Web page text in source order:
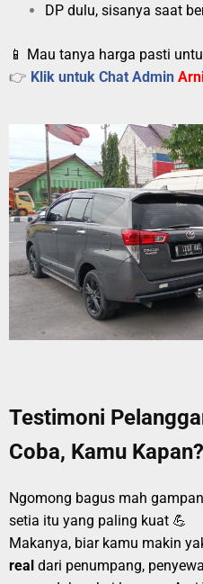
DP dulu, sisanya saat
📱 Mau tanya harga pasti
👉 Klik untuk Chat Admin
Testimoni
Coba, Kamu Kapan?
Ngomong bagus mah
setia itu yang paling kuat 💪
Makanya, biar kamu makin
real dari penumpang,